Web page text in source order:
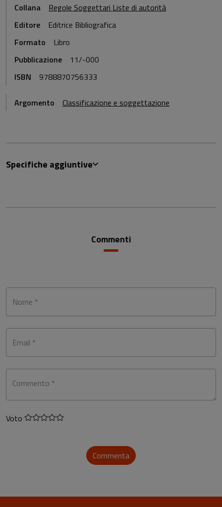
Collana
Regole Soggettari Liste di autorità
Editore
Editrice Bibliografica
Formato
Libro
Pubblicazione
11/-000
ISBN
9788870756333
Argomento Classificazione e soggettazione
Specifiche aggiuntive
Commenti
Nome *
Email *
Commento *
Voto
Commenta